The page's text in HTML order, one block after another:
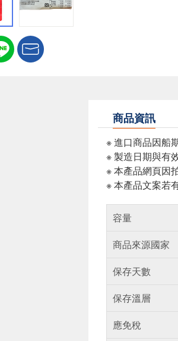
商品資訊
※ 進口商品因船
※ 製造日期與有
※ 本產品網頁因
※ 本產品文案若
容量
商品來源國家
保存天數
保存溫層
應免稅